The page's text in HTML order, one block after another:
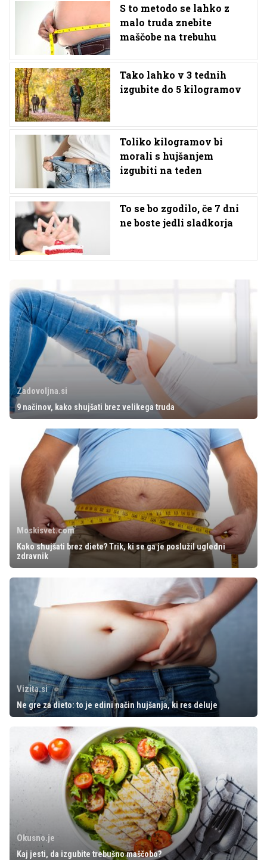
S to metodo se lahko z
malo truda znebite
maščobe na trebuhu
Tako lahko v 3 tednih
izgubite do 5 kilogramov
Toliko kilogramov bi
morali s hujšanjem
izgubiti na teden
To se bo zgodilo, če 7 dni
ne boste jedli sladkorja
Zadovoljna.si
9 načinov, kako shujšati brez velikega truda
Moskisvet.com
Kako shujšati brez diete? Trik, ki se ga je poslužil ugledni
zdravnik
Vizita.si
Ne gre za dieto: to je edini način hujšanja, ki res deluje
Okusno.je
Kaj jesti, da izgubite trebušno maščobo?